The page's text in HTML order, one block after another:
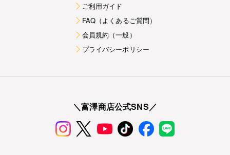
ご利用ガイド
FAQ（よくあるご質問）
会員規約（一般）
プライバシーポリシー
＼富澤商店公式SNS／